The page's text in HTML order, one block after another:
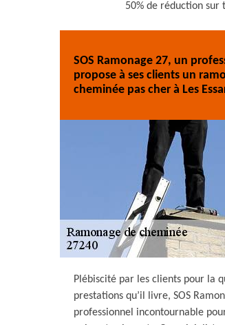
50% de réduction sur
SOS Ramonage 27, un
propose à ses clients un
cheminée pas cher à Les
Plébiscité par les clients pour la
prestations qu’il livre, SOS
professionnel incontournable